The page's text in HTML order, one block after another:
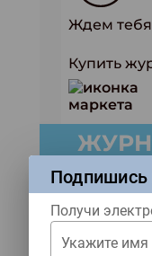
Ждем тебя
Купить
Свежий
Подпишись
Получи
Укажите имя